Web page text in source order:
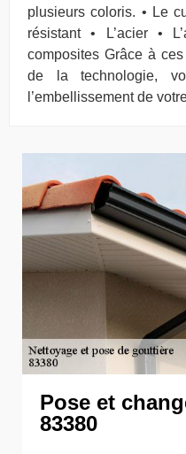
plusieurs coloris. • Le
résistant • L’acier •
composites Grâce à
de la technologie,
l’embellissement de
Pose et
83380